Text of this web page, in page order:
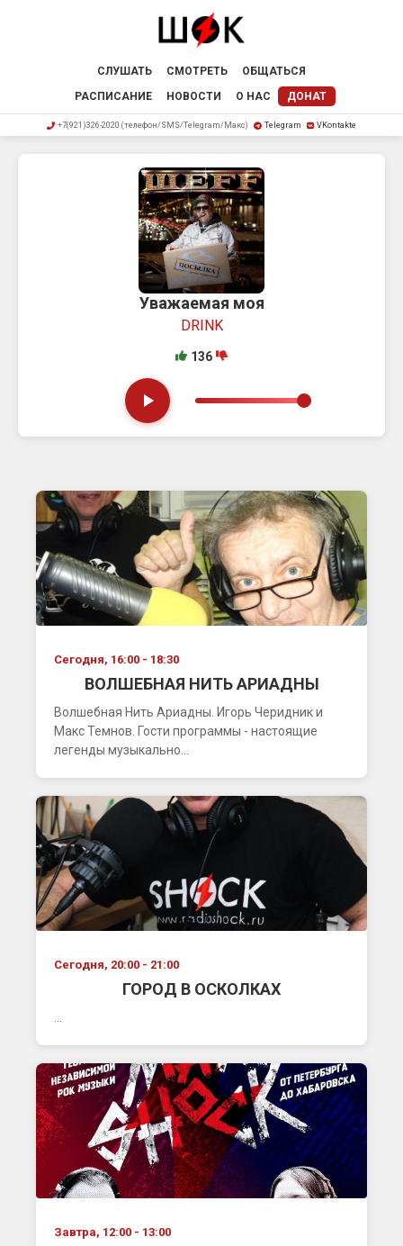
СЛУШАТЬ СМОТРЕТЬ
ОБЩАТЬСЯ
РАСПИСАНИЕ
НОВОСТИ О НАС ДОНАТ
+7(921)326-2020 (телефон/SMS/Telegram/Макс) Telegram VKontakte
Уважаемая моя
DRINK
136
Сегодня, 16:00 - 18:30
ВОЛШЕБНАЯ НИТЬ АРИАДНЫ
Волшебная Нить Ариадны. Игорь Черидник и
Макс Темнов. Гости программы - настоящие
легенды музыкально...
Сегодня, 20:00 - 21:00
ГОРОД В ОСКОЛКАХ
Завтра, 12:00 - 13:00